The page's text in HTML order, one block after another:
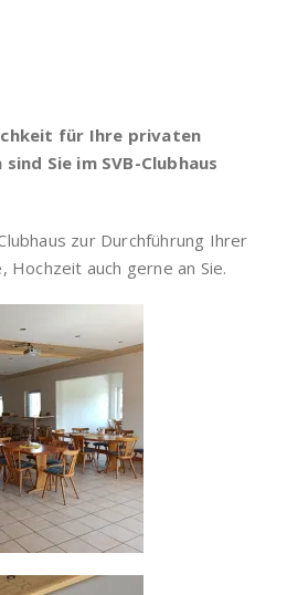
für Ihre privaten
Sie im SVB-Clubhaus
zur Durchführung Ihrer
auch gerne an Sie.